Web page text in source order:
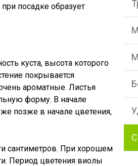
посадке образует
куста, высота которого
покрывается
ароматные. Листья
форму. В начале
позже в начале цветения,
сантиметров. При хорошем
Период цветения виолы